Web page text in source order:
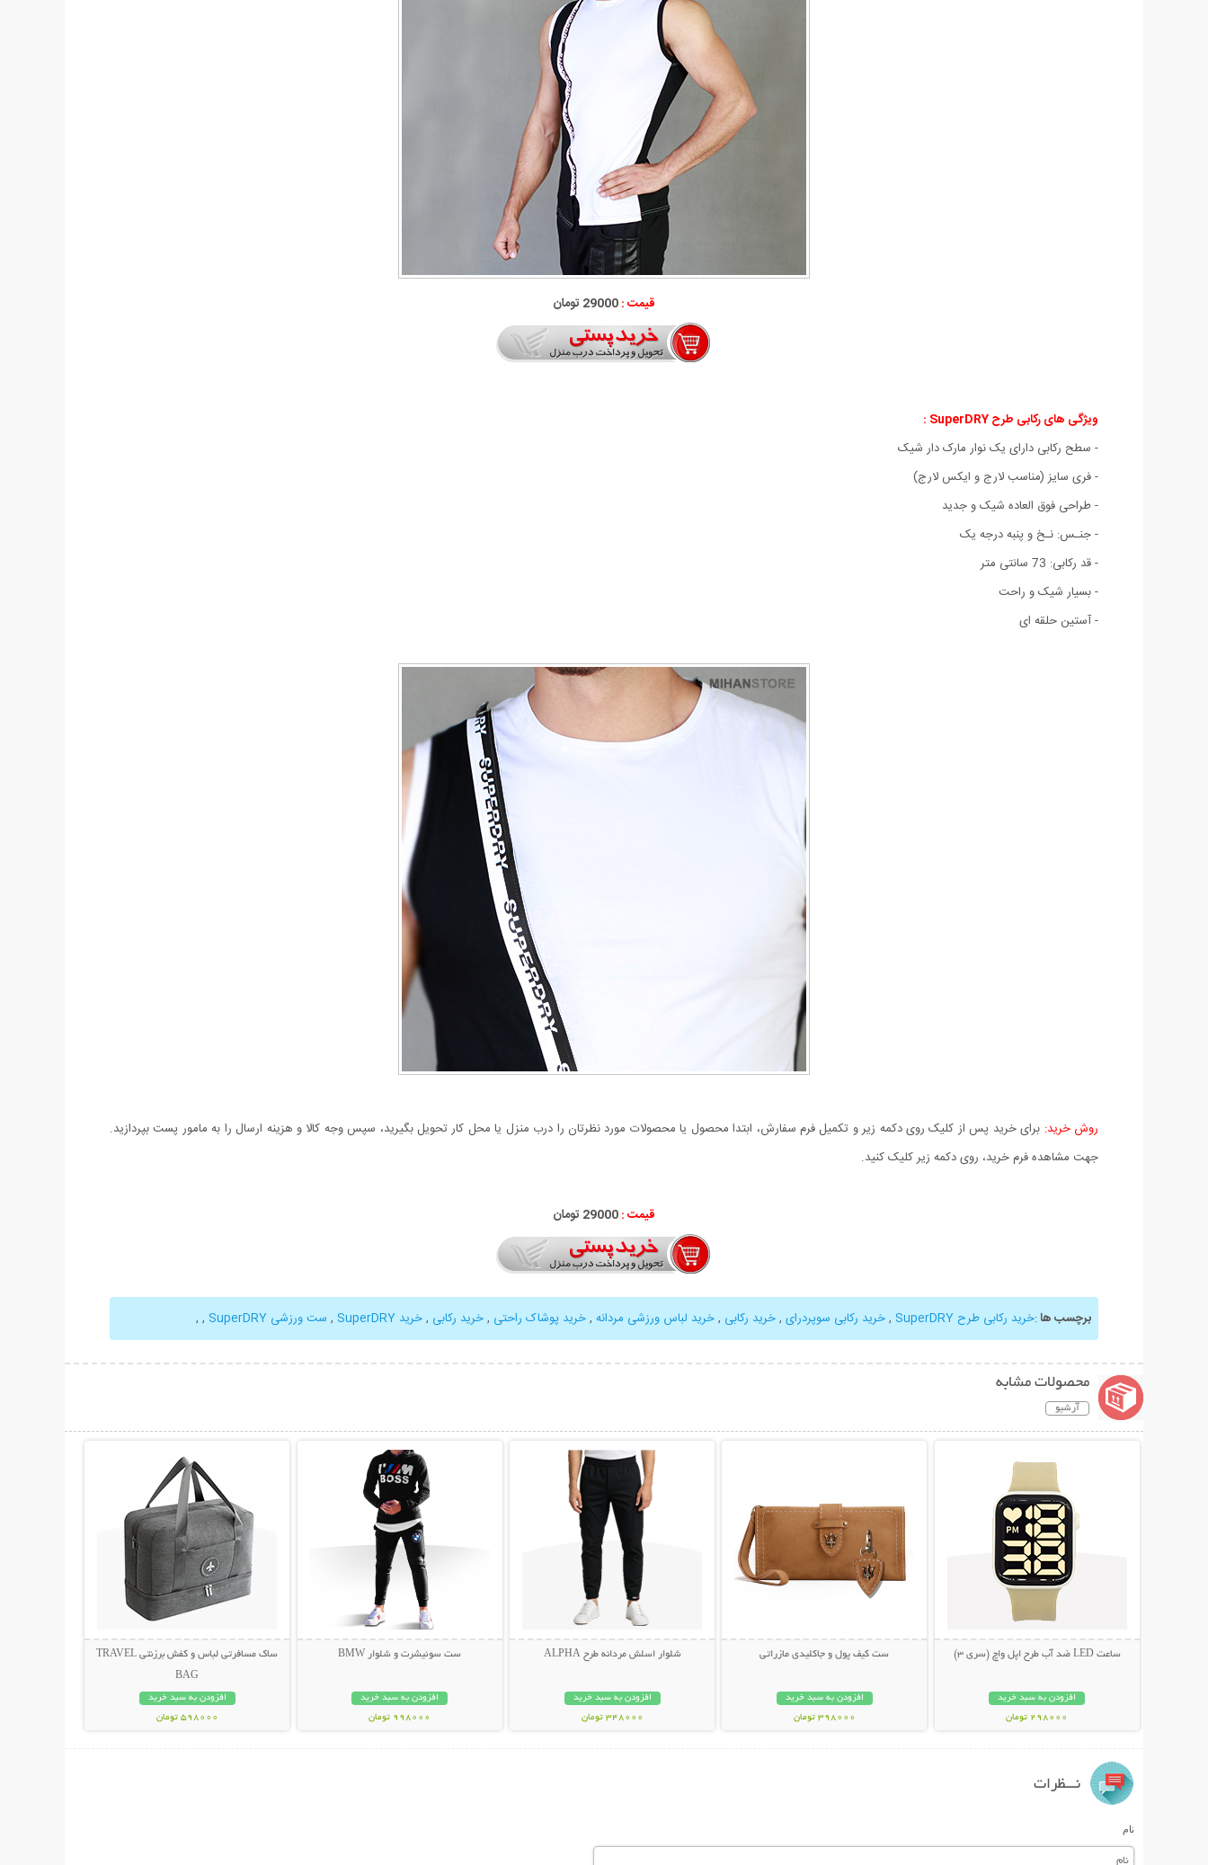
قیمت :29000 تومان
ویژگی های رکابی طرح SuperDRY :
- سطح رکابی دارای یک نوار مارک دار شیک
- فری سایز (مناسب لارج و ایکس لارج)
- طراحی فوق العاده شیک و جدید
- جنـس: نـخ و پنبه درجه یک
- قد رکابی: 73 سانتی متر
- بسیار شیک و راحت
- آستین حلقه ای
روش خرید: برای خرید پس از کلیک روی دکمه زیر و تکمیل فرم سفارش، ابتدا محصول یا محصولات مورد نظرتان را درب منزل یا محل کار تحویل بگیرید، سپس وجه کالا و هزینه ارسال را به مامور پست بپردازید.
جهت مشاهده فرم خرید، روی دکمه زیر کلیک کنید.
قیمت :29000 تومان
برچسب ها:خرید رکابی طرح SuperDRY ,خرید رکابی سوپردرای ,خرید رکابی ,خرید لباس ورزشی مردانه ,خرید پوشاک راحتی ,خرید رکابی ,خرید SuperDRY , ست ورزشی SuperDRY ,
,
محصولات مشابه
آرشیو
ساعت LED ضد آب طرح اپل واچ (سری 3)
افزودن به سبد خرید
298000 تومان
ست کیف پول و جاکلیدی مازراتی
افزودن به سبد خرید
398000 تومان
شلوار اسلش مردانه طرح ALPHA
افزودن به سبد خرید
348000 تومان
ست سوئیشرت و شلوار BMW
افزودن به سبد خرید
998000 تومان
ساک مسافرتی لباس و کفش برزنتی TRAVEL
BAG
افزودن به سبد خرید
598000 تومان
نـــظرات
نام